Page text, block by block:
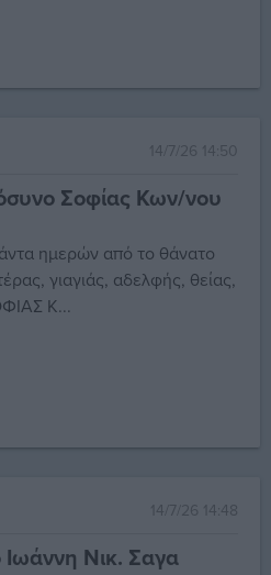
14/7/26 14:50
Σοφίας Κων/νου
ημερών από το θάνατο
γιαγιάς, αδελφής, θείας,
Κ...
14/7/26 14:48
Νικ. Σαγα